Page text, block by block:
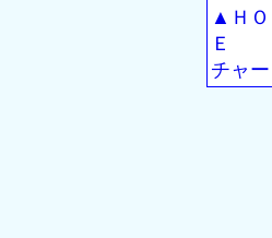
▲ＨＯ
Ｅ
チャ